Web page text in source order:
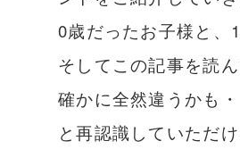
0歳だったお子様と、
そしてこの記事を読ん
確かに全然違うかも・
と再認識していただ